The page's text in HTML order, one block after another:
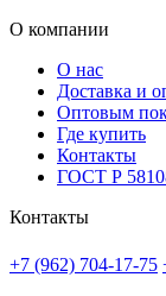
О компании
О нас
Доставка и
Оптовым
Где купить
Контакты
ГОСТ Р
Контакты
+7 (962) 704-17-75